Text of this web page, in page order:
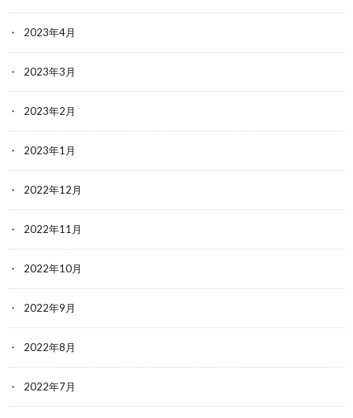
2023年4月
2023年3月
2023年2月
2023年1月
2022年12月
2022年11月
2022年10月
2022年9月
2022年8月
2022年7月